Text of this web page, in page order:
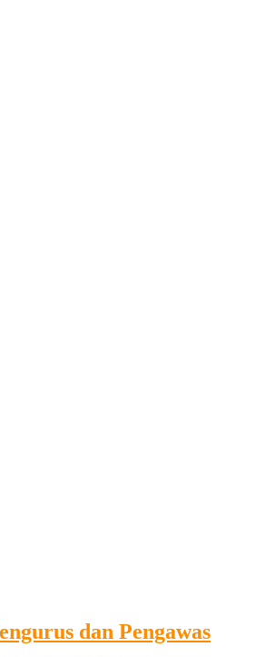
dan Pengawas